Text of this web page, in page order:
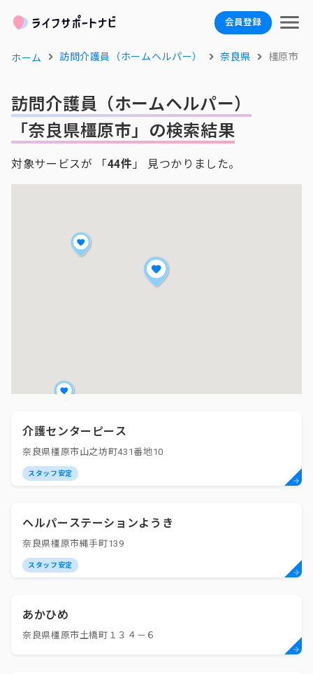
会員登録
ホーム 訪問介護員（ホームヘルパー） 奈良県 橿原市
訪問介護員（ホームヘルパー）
「奈良県橿原市」の検索結果
対象サービスが 「44件 」 見つかりました。
介護センターピース
奈良県橿原市山之坊町431番地10
スタッフ安定
ヘルパーステーションようき
奈良県橿原市縄手町139
スタッフ安定
あかひめ
奈良県橿原市土橋町１３４－６